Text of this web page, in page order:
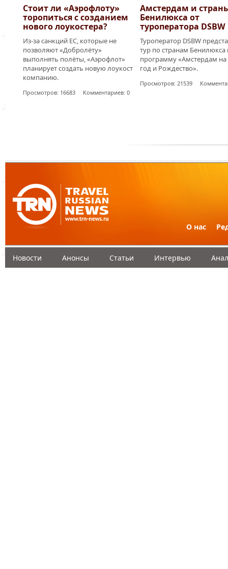
Стоит ли «Аэрофлоту»
торопиться с созданием
нового лоукостера?
Из-за санкций ЕС, которые не
позволяют «Добролёту»
выполнять полёты, «Аэрофлот»
планирует создать новую лоукост
компанию.
Просмотров: 16683 Комментариев: 0
Амстердам и
Бенилюкса от
туроператора DSBW
Туроператор DSBW
тур по странам Бенилюкса
программу «Амстердам
год и Рождество».
Просмотров: 21539
О нас
Новости Анонсы Статьи Интервью